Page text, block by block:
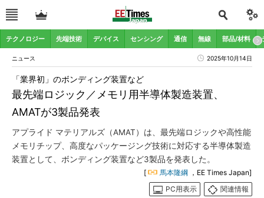
テクノロジー 先端技術 デバイス センシング 通信 無線 部品/材料
ニュース 2025年10月14日
最先端ロジック／メモリ用半導体製造装置、
AMATが3製品発表
「業界初」のボンディング装置など
アプライド マテリアルズ（AMAT）は、最先端ロジックや高性能
メモリチップ、高度なパッケージング技術に対応する半導体製造
装置として、ボンディング装置など3製品を発表した。
[ 馬本隆綱 ，EE Times Japan]
PC用表示
関連情報